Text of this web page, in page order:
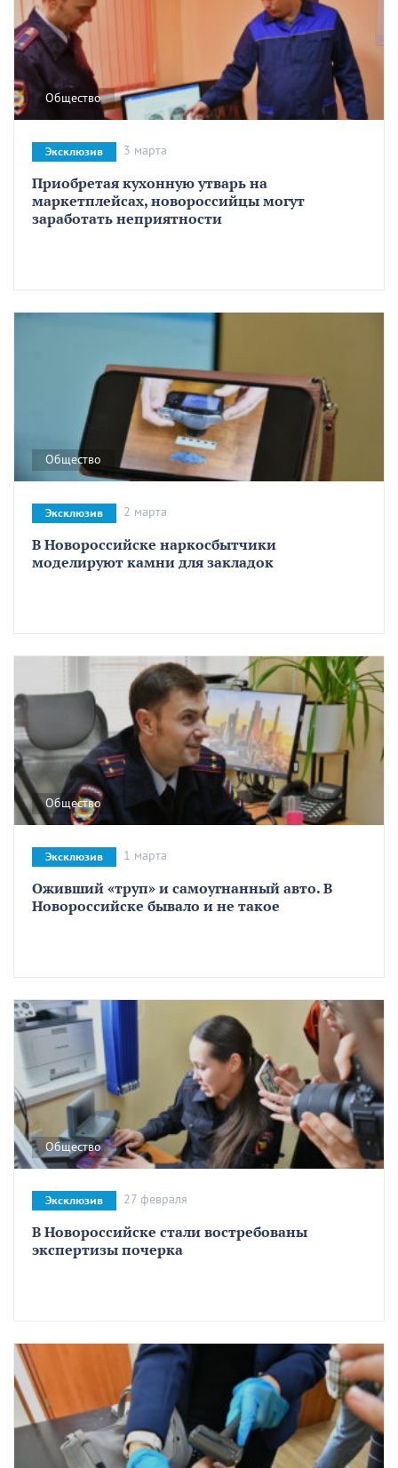
Общество
Приобретая кухонную утварь на
маркетплейсах, новороссийцы могут
заработать неприятности
Эксклюзив 3 марта
Общество
В Новороссийске наркосбытчики
моделируют камни для закладок
Эксклюзив 2 марта
Общество
Оживший «труп» и самоугнанный авто. В
Новороссийске бывало и не такое
Эксклюзив 1 марта
Общество
В Новороссийске стали востребованы
экспертизы почерка
Эксклюзив 27 февраля